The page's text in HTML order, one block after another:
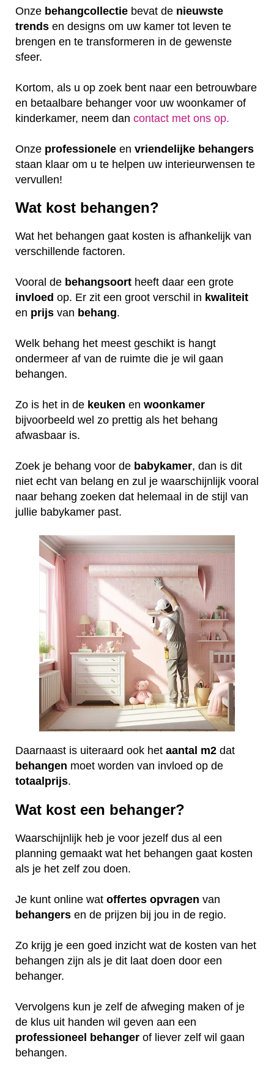
Onze behangcollectie bevat de nieuwste
trends en designs om uw kamer tot leven te
brengen en te transformeren in de gewenste
sfeer.
Kortom, als u op zoek bent naar een betrouwbare
en betaalbare behanger voor uw woonkamer of
kinderkamer, neem dan contact met ons op.
Onze professionele en vriendelijke behangers
staan klaar om u te helpen uw interieurwensen te
vervullen!
Wat kost behangen?
Wat het behangen gaat kosten is afhankelijk van
verschillende factoren.
Vooral de behangsoort heeft daar een grote
invloed op. Er zit een groot verschil in kwaliteit
en prijs van behang.
Welk behang het meest geschikt is hangt
ondermeer af van de ruimte die je wil gaan
behangen.
Zo is het in de keuken en woonkamer
bijvoorbeeld wel zo prettig als het behang
afwasbaar is.
Zoek je behang voor de babykamer, dan is dit
niet echt van belang en zul je waarschijnlijk vooral
naar behang zoeken dat helemaal in de stijl van
jullie babykamer past.
Daarnaast is uiteraard ook het aantal m2 dat
behangen moet worden van invloed op de
totaalprijs.
Wat kost een behanger?
Waarschijnlijk heb je voor jezelf dus al een
planning gemaakt wat het behangen gaat kosten
als je het zelf zou doen.
Je kunt online wat offertes opvragen van
behangers en de prijzen bij jou in de regio.
Zo krijg je een goed inzicht wat de kosten van het
behangen zijn als je dit laat doen door een
behanger.
Vervolgens kun je zelf de afweging maken of je
de klus uit handen wil geven aan een
professioneel behanger of liever zelf wil gaan
behangen.